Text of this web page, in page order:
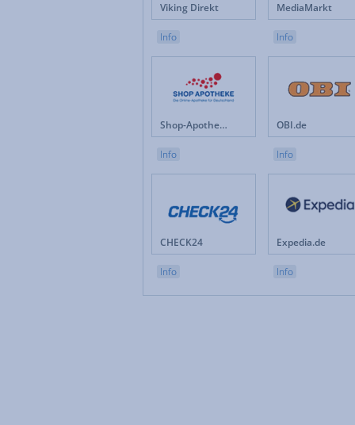
Viking Direkt
Info
MediaMarkt
Info
Shop-Apotheke.com
Info
OBI.de
Info
CHECK24
Info
Expedia.de
Info